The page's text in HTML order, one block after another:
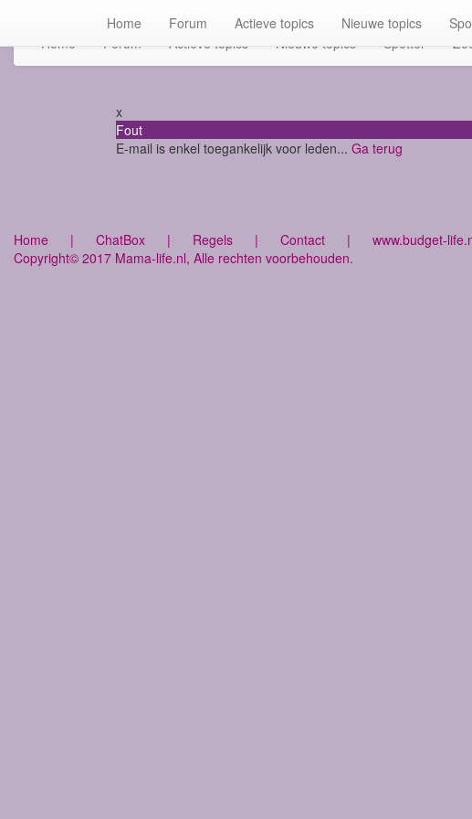
Home Forum Actieve topics Nieuwe topics Spotter
Home Forum Actieve topics Nieuwe topics
x
Fout
E-mail is enkel toegankelijk voor leden... Ga terug
Home | ChatBox | Regels | Contact | www.budget-
Copyright© 2017 Mama-life.nl, Alle rechten voorbehouden.